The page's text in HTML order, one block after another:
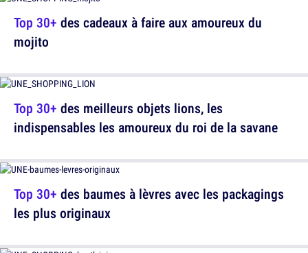
Top 30+ des cadeaux à faire aux amoureux du
mojito
Top 30+ des baumes à lèvres avec les packagings
les plus originaux
Top 30+ des meilleurs objets lions, les
indispensables les amoureux du roi de la savane